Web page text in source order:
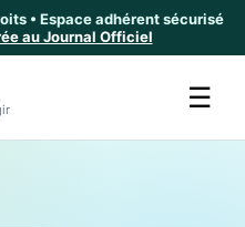
• Espace adhérent sécurisé
au Journal Officiel
☰